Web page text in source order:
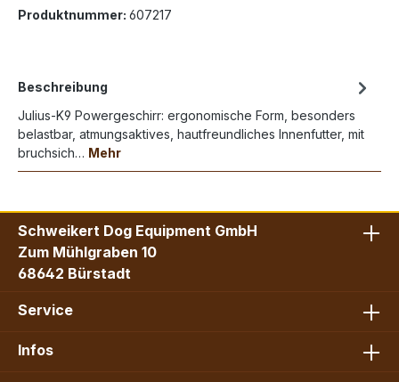
Produktnummer: 607217
Beschreibung
Julius-K9 Powergeschirr: ergonomische Form, besonders
belastbar, atmungsaktives, hautfreundliches Innenfutter, mit
bruchsich… Mehr
Schweikert Dog Equipment GmbH
Zum Mühlgraben 10
68642 Bürstadt
Service
Infos